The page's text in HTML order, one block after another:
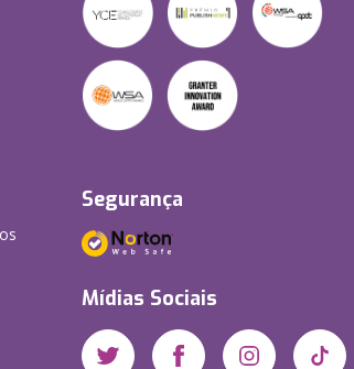
Segurança
Mídias Sociais